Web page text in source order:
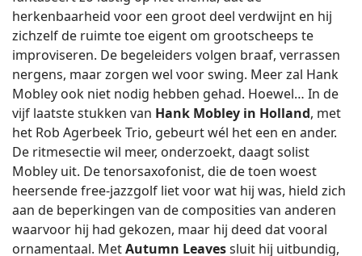
herkenbaarheid voor een groot deel verdwijnt en hij
zichzelf de ruimte toe eigent om grootscheeps te
improviseren. De begeleiders volgen braaf, verrassen
nergens, maar zorgen wel voor swing. Meer zal Hank
Mobley ook niet nodig hebben gehad. Hoewel… In de
vijf laatste stukken van Hank Mobley in Holland, met
het Rob Agerbeek Trio, gebeurt wél het een en ander.
De ritmesectie wil meer, onderzoekt, daagt solist
Mobley uit. De tenorsaxofonist, die de toen woest
heersende free-jazzgolf liet voor wat hij was, hield zich
aan de beperkingen van de composities van anderen
waarvoor hij had gekozen, maar hij deed dat vooral
ornamentaal. MetAutumn Leavessluit hij uitbundig,